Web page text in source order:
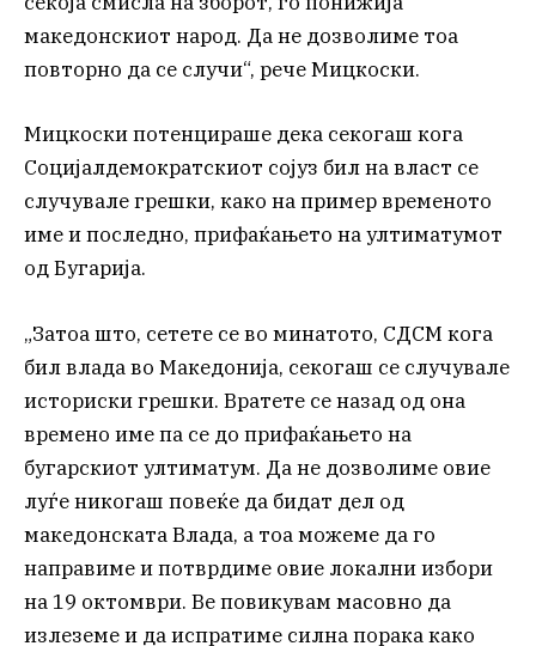
македонскиот народ. Да не дозволиме тоа
повторно да се случи“, рече Мицкоски.
Мицкоски потенцираше дека секогаш кога
Социјалдемократскиот сојуз бил на власт се
случувале грешки, како на пример временото
име и последно, прифаќањето на ултиматумот
од Бугарија.
„Затоа што, сетете се во минатото, СДСМ кога
бил влада во Македонија, секогаш се случувале
историски грешки. Вратете се назад од она
времено име па се до прифаќањето на
бугарскиот ултиматум. Да не дозволиме овие
луѓе никогаш повеќе да бидат дел од
македонската Влада, а тоа можеме да го
направиме и потврдиме овие локални избори
на 19 октомври. Ве повикувам масовно да
излеземе и да испратиме силна порака како